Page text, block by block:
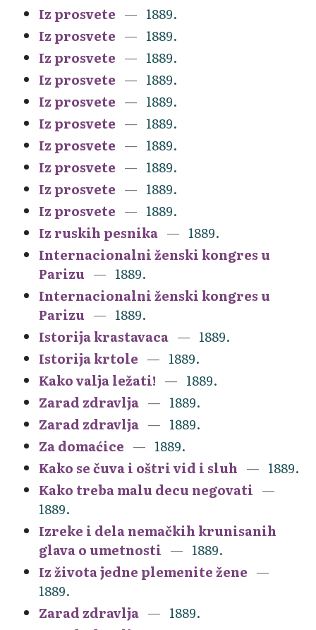
Iz prosvete
1889.
Iz prosvete
1889.
Iz prosvete
1889.
Iz prosvete
1889.
Iz prosvete
1889.
Iz prosvete
1889.
Iz prosvete
1889.
Iz prosvete
1889.
Iz prosvete
1889.
Iz prosvete
1889.
Iz ruskih pesnika
1889.
Internacionalni ženski kongres u
Parizu
1889.
Internacionalni ženski kongres u
Parizu
1889.
Istorija krastavaca
1889.
Istorija krtole
1889.
Kako valja ležati!
1889.
Zarad zdravlja
1889.
Zarad zdravlja
1889.
Za domaćice
1889.
Kako se čuva i oštri vid i sluh
1889.
Kako treba malu decu negovati
1889.
Izreke i dela nemačkih krunisanih
glava o umetnosti
1889.
Iz života jedne plemenite žene
1889.
Zarad zdravlja
1889.